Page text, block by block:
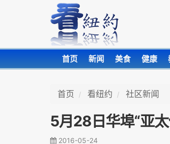
首页 新闻 美食 健康
首页 看纽约 社区新闻
5月28日华埠“亚
2016-05-24